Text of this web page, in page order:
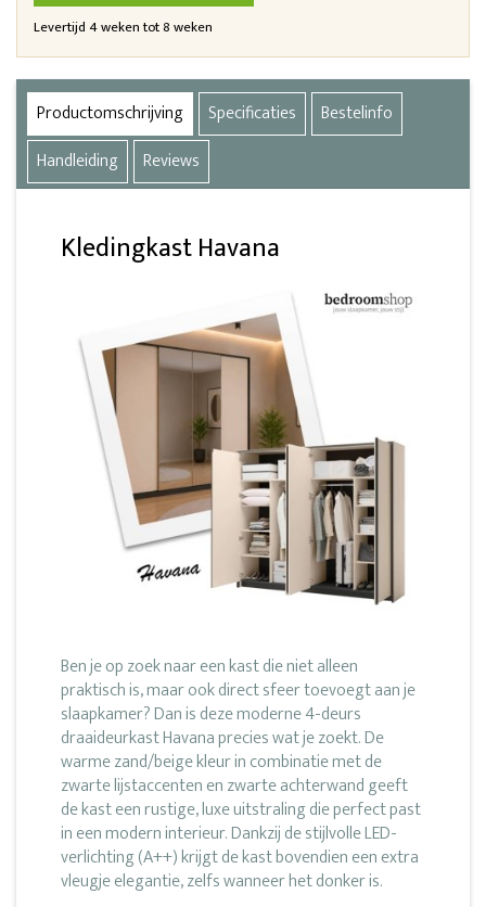
Levertijd 4 weken tot 8 weken
Productomschrijving Specificaties
Bestelinfo
Handleiding
Reviews
Kledingkast Havana
Ben je op zoek naar een kast die niet alleen
praktisch is, maar ook direct sfeer toevoegt aan je
slaapkamer? Dan is deze moderne 4-deurs
draaideurkast Havana precies wat je zoekt. De
warme zand/beige kleur in combinatie met de
zwarte lijstaccenten en zwarte achterwand geeft
de kast een rustige, luxe uitstraling die perfect past
in een modern interieur. Dankzij de stijlvolle LED-
verlichting (A++) krijgt de kast bovendien een extra
vleugje elegantie, zelfs wanneer het donker is.